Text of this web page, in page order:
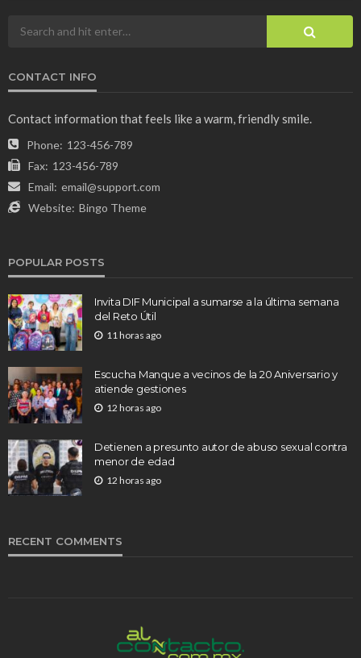
CONTACT INFO
Contact information that feels like a warm, friendly smile.
Phone: 123-456-789
Fax: 123-456-789
Email: email@support.com
Website: Bingo Theme
POPULAR POSTS
Invita DIF Municipal a sumarse a la última semana
del Reto Útil
11 horas ago
Escucha Manque a vecinos de la 20 Aniversario y
atiende gestiones
12 horas ago
Detienen a presunto autor de abuso sexual contra
menor de edad
12 horas ago
RECENT COMMENTS